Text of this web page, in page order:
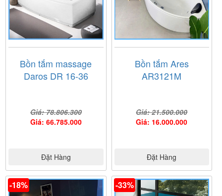
Bồn tắm massage
Daros DR 16-36
Giá: 78.806.300
Giá: 66.785.000
Đặt Hàng
Bồn tắm Ares
AR3121M
Giá: 21.500.000
Giá: 16.000.000
Đặt Hàng
-18% -33%